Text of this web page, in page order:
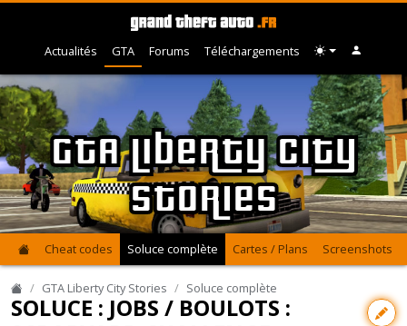
Actualités GTA Forums Téléchargements
GTA Liberty City
Stories
Cheat codes Soluce complète Cartes / Plans Screenshots
GTA Liberty City Stories Soluce complète
SOLUCE : JOBS / BOULOTS :